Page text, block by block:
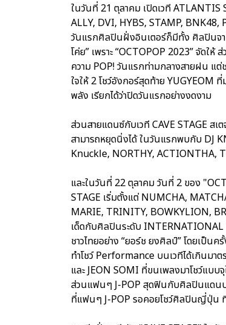
ในวันที่ 21 ตุลาคม เปิดเวที
ALLY, DVI, HYBS, STAMP, BNK48,
วันแรกศิลปินฝั่งอินเตอร์ก็มีทั้ง ศิลปินจ
โค่ย” เพราะ “OCTOPOP 2023” จัดใ
ความ POP! วันแรกท่ามกลางสายฝน แ
ใจให้ 2 โชว์อังกอร์สุดท้าย YUGYEOM
พลัง เรียกได้ว่าปิดวันแรกอย่างงดงาม
ส่วนสายแดนซ์กับเวที CAVE STAGE
สามารถหยุดนิ่งได้ ในวันแรกพบกับ DJ
Knuckle, NORTHY, ACTIONTHA,
และในวันที่ 22 ตุลาคม วันที่ 2 ของ
STAGE เริ่มตั้งแต่ NUMCHA,
MARIE, TRINITY, BOWKYLION,
เด็ดกับศิลปินระดับ INTERNATIONAL
ชาวไทยอย่าง “ยอร์ช ยงศิลป์” โดยเป็น
ทำโชว์ Performance บนเวทีได้เกินมา
และ JEON SOMI ที่ขนเพลงมาโชว์แบ
ส่วนแฟนๆ J-POP สุดฟินกับศิลปินแดนป
ที่แฟนๆ J-POP รอคอยโชว์ศิลปินญี่ปุ่น ที่